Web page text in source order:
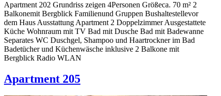
Apartment 202 Grundriss zeigen 4Personen Größeca. 70 m² 2
Balkonemit Bergblick Familienund Gruppen Bus­haltestellevor
dem Haus Ausstattung Apartment 2 Doppelzimmer Ausgestattete
Küche Wohnraum mit TV Bad mit Dusche Bad mit Badewanne
Separates WC Duschgel, Shampoo und Haartrockner im Bad
Badetücher und Küchenwäsche inklusive 2 Balkone mit
Bergblick Radio WLAN
Apartment 205